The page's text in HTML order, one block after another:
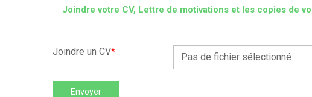
Joindre votre CV, Lettre de motivations et les copies de
Joindre un CV* Pas de fichier sélectionné
Envoyer